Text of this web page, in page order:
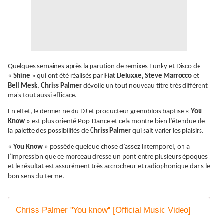
Quelques semaines après la parution de remixes Funky et Disco de
« Shine » qui ont été réalisés par Fiat Deluxxe, Steve Marrocco et
Bell Mesk, Chriss Palmer dévoile un tout nouveau titre très différent
mais tout aussi efficace.
En effet, le dernier né du DJ et producteur grenoblois baptisé « You
Know » est plus orienté Pop-Dance et cela montre bien l’étendue de
la palette des possibilités de Chriss Palmer qui sait varier les plaisirs.
« You Know » possède quelque chose d’assez intemporel, on a
l’impression que ce morceau dresse un pont entre plusieurs époques
et le résultat est assurément très accrocheur et radiophonique dans le
bon sens du terme.
Chriss Palmer "You know" [Official Music Video]